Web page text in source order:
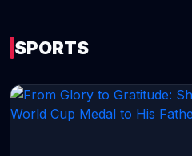
SPORTS